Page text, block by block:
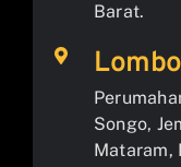
Barat.
Songo,
Mataram,